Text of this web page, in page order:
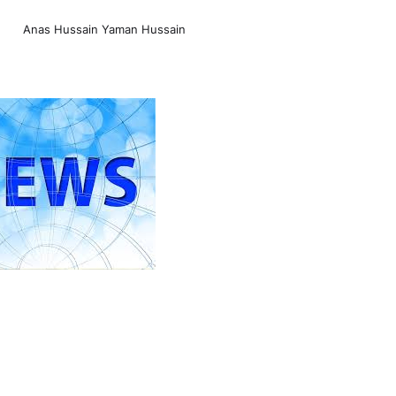
Anas Hussain Yaman Hussain